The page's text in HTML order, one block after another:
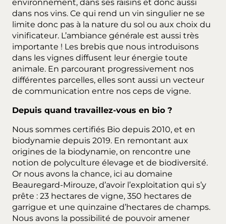
environnement, dans ses raisins et donc aussi
dans nos vins. Ce qui rend un vin singulier ne se
limite donc pas à la nature du sol ou aux choix du
vinificateur. L’ambiance générale est aussi très
importante ! Les brebis que nous introduisons
dans les vignes diffusent leur énergie toute
animale. En parcourant progressivement nos
différentes parcelles, elles sont aussi un vecteur
de communication entre nos ceps de vigne.
Depuis quand travaillez-vous en bio ?
Nous sommes certifiés Bio depuis 2010, et en
biodynamie depuis 2019. En remontant aux
origines de la biodynamie, on rencontre une
notion de polyculture élevage et de biodiversité.
Or nous avons la chance, ici au domaine
Beauregard-Mirouze, d’avoir l’exploitation qui s’y
prête : 23 hectares de vigne, 350 hectares de
garrigue et une quinzaine d’hectares de champs.
Nous avons la possibilité de pouvoir amener